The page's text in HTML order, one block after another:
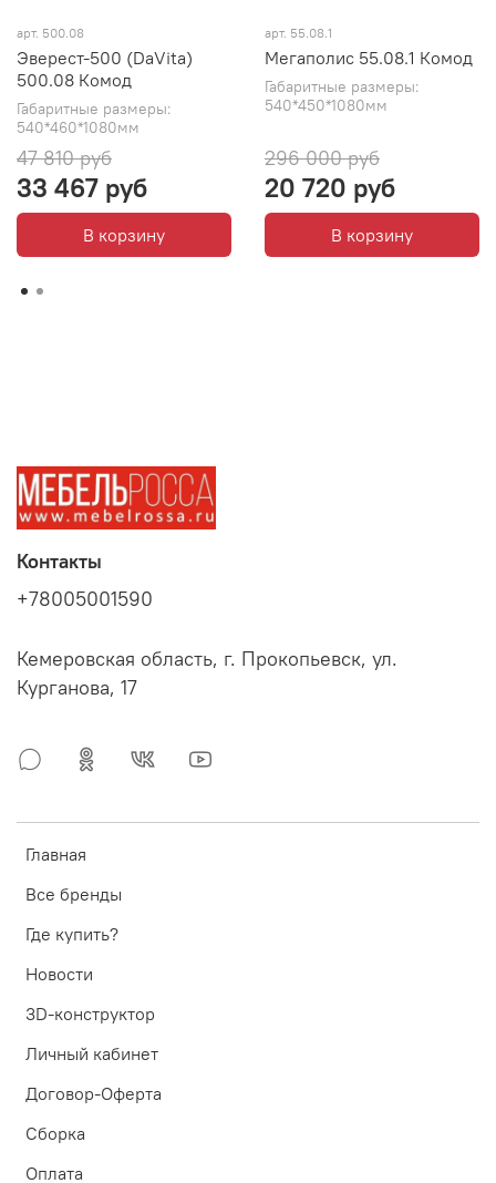
арт. 500.08
Эверест-500 (DaVita)
500.08 Комод
Габаритные размеры:
540*460*1080мм
47 810 руб
33 467 руб
В корзину
арт. 55.08.1
Мегаполис 55.08.1 Комод
Габаритные размеры:
540*450*1080мм
296 000 руб
20 720 руб
В корзину
Главная
Все бренды
Где купить?
Новости
3D-конструктор
Личный кабинет
Договор-Оферта
Сборка
Оплата
Контакты
+78005001590
Кемеровская область, г. Прокопьевск, ул.
Курганова, 17